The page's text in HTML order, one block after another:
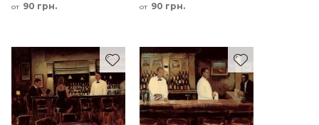
от 90 грн. от 90 грн.